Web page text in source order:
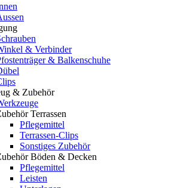
& Verbinder
& Balkenschuhe
& Zubehör
Terrassen
Pflegemittel
Terrassen-Clips
Sonstiges Zubehör
Böden & Decken
Pflegemittel
Leisten